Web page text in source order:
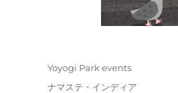
Posted
on
Categories
Yoyogi Park events
Tags
ナマステ・インディア